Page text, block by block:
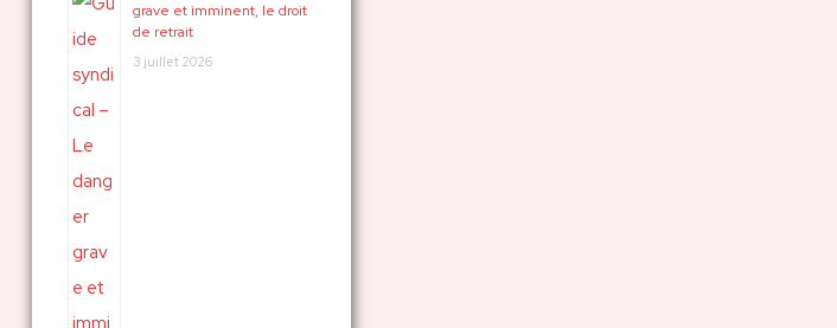
grave et imminent, le droit
de retrait
3 juillet 2026